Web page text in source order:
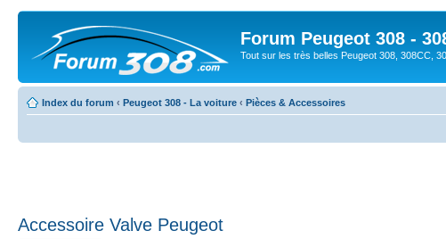
Forum Peugeot 308 -
Tout sur les très belles Peugeot 308, 308CC,
Index du forum ‹ Peugeot 308 - La voiture ‹ Pièces & Accessoires
Accessoire Valve Peugeot